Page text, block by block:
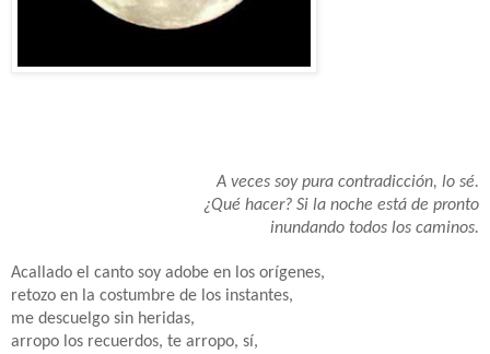
A veces soy pura contradicción, lo sé.
¿Qué hacer? Si la noche está de pronto
inundando todos los caminos.
Acallado el canto soy adobe en los orígenes,
retozo en la costumbre de los instantes,
me descuelgo sin heridas,
arropo los recuerdos, te arropo, sí,